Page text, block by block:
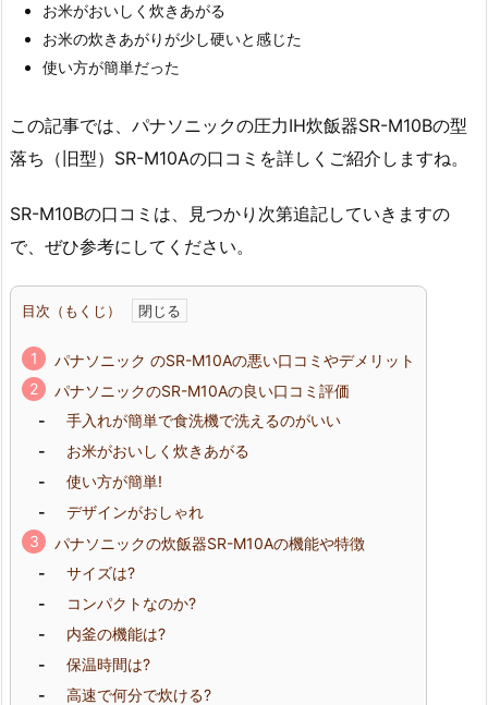
お米がおいしく炊きあがる
お米の炊きあがりが少し硬いと感じた
使い方が簡単だった
この記事では、パナソニックの圧力IH炊飯器SR-M10Bの型
落ち（旧型）SR-M10Aの口コミを詳しくご紹介しますね。
SR-M10Bの口コミは、見つかり次第追記していきますの
で、ぜひ参考にしてください。
目次（もくじ）
パナソニック のSR-M10Aの悪い口コミやデメリット
パナソニックのSR-M10Aの良い口コミ評価
手入れが簡単で食洗機で洗えるのがいい
お米がおいしく炊きあがる
使い方が簡単!
デザインがおしゃれ
パナソニックの炊飯器SR-M10Aの機能や特徴
サイズは?
コンパクトなのか?
内釜の機能は?
保温時間は?
高速で何分で炊ける?